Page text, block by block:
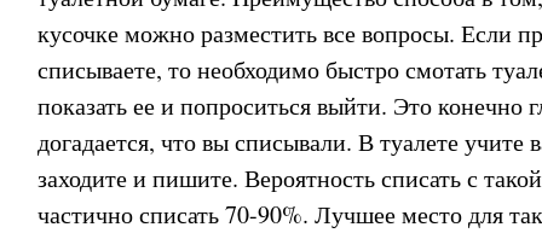
кусочке можно разместить все вопросы. Если
списываете, то необходимо быстро смотать
показать ее и попроситься выйти. Это конечно
догадается, что вы списывали. В туалете
заходите и пишите. Вероятность списать с
частично списать 70-90%. Лучшее место для